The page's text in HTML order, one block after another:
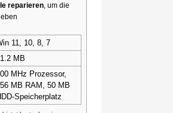
reparieren , um die
11, 10, 8, 7
MB
MHz Prozessor,
MB RAM, 50 MB
Speicherplatz